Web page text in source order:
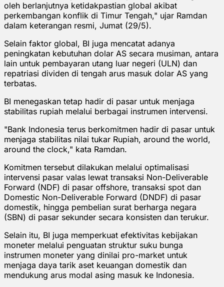
oleh berlanjutnya ketidakpastian global akibat
perkembangan konflik di Timur Tengah," ujar Ramdan
dalam keterangan resmi, Jumat (29/5).
Selain faktor global, BI juga mencatat adanya
peningkatan kebutuhan dolar AS secara musiman, antara
lain untuk pembayaran utang luar negeri (ULN) dan
repatriasi dividen di tengah arus masuk dolar AS yang
terbatas.
BI menegaskan tetap hadir di pasar untuk menjaga
stabilitas rupiah melalui berbagai instrumen intervensi.
"Bank Indonesia terus berkomitmen hadir di pasar untuk
menjaga stabilitas nilai tukar Rupiah, around the world,
around the clock," kata Ramdan.
Komitmen tersebut dilakukan melalui optimalisasi
intervensi pasar valas lewat transaksi Non-Deliverable
Forward (NDF) di pasar offshore, transaksi spot dan
Domestic Non-Deliverable Forward (DNDF) di pasar
domestik, hingga pembelian surat berharga negara
(SBN) di pasar sekunder secara konsisten dan terukur.
Selain itu, BI juga memperkuat efektivitas kebijakan
moneter melalui penguatan struktur suku bunga
instrumen moneter yang dinilai pro-market untuk
menjaga daya tarik aset keuangan domestik dan
mendukung arus modal asing masuk ke Indonesia.